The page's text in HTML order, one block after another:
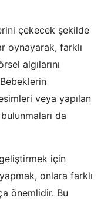
çekecek şekilde
oynayarak, farklı
algılarını
veya yapılan
da
için
onlara farklı
önemlidir. Bu